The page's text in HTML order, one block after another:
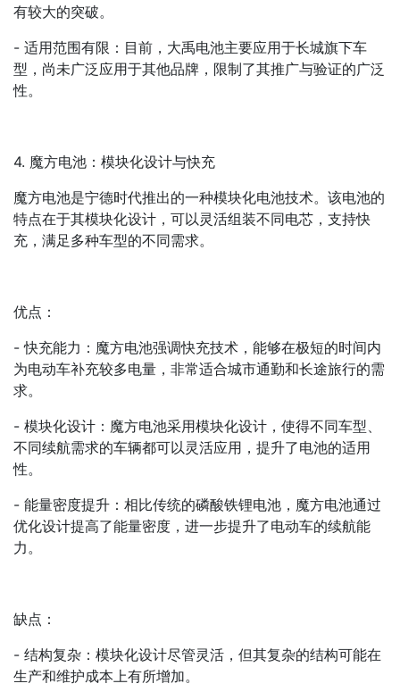
有较大的突破。
- 适用范围有限：目前，大禹电池主要应用于长城旗下车
型，尚未广泛应用于其他品牌，限制了其推广与验证的广泛
性。
4. 魔方电池：模块化设计与快充
魔方电池是宁德时代推出的一种模块化电池技术。该电池的
特点在于其模块化设计，可以灵活组装不同电芯，支持快
充，满足多种车型的不同需求。
优点：
- 快充能力：魔方电池强调快充技术，能够在极短的时间内
为电动车补充较多电量，非常适合城市通勤和长途旅行的需
求。
- 模块化设计：魔方电池采用模块化设计，使得不同车型、
不同续航需求的车辆都可以灵活应用，提升了电池的适用
性。
- 能量密度提升：相比传统的磷酸铁锂电池，魔方电池通过
优化设计提高了能量密度，进一步提升了电动车的续航能
力。
缺点：
- 结构复杂：模块化设计尽管灵活，但其复杂的结构可能在
生产和维护成本上有所增加。